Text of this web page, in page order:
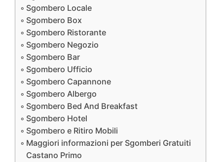
Sgombero Locale
Sgombero Box
Sgombero Ristorante
Sgombero Negozio
Sgombero Bar
Sgombero Ufficio
Sgombero Capannone
Sgombero Albergo
Sgombero Bed And Breakfast
Sgombero Hotel
Sgombero e Ritiro Mobili
Maggiori informazioni per Sgomberi Gratuiti
Castano Primo